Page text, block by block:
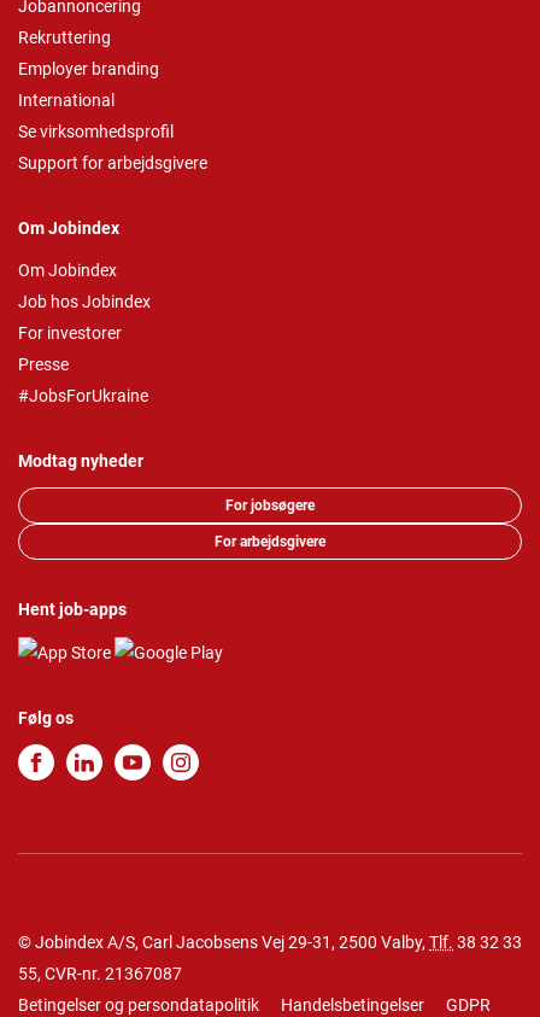
Jobannoncering
Rekruttering
Employer branding
International
Se virksomhedsprofil
Support for arbejdsgivere
Om Jobindex
Om Jobindex
Job hos Jobindex
For investorer
Presse
#JobsForUkraine
Modtag nyheder
For jobsøgere
For arbejdsgivere
Hent job-apps
Følg os
© Jobindex A/S, Carl Jacobsens Vej 29-31, 2500 Valby, Tlf. 38 32 33
55, CVR-nr. 21367087
Betingelser og persondatapolitik
Handelsbetingelser GDPR